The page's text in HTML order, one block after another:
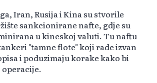
Iran, Rusija i Kina su stvorile
sankcionirane nafte, gdje su
u kineskoj valuti. Tu naftu
"tamne flote" koji rade izvan
i poduzimaju korake kako bi